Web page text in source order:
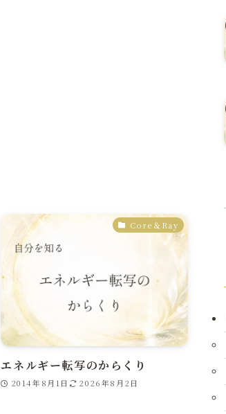
Core＆Ray
エネルギー転写のからくり
2014年8月1日 2026年8月2日